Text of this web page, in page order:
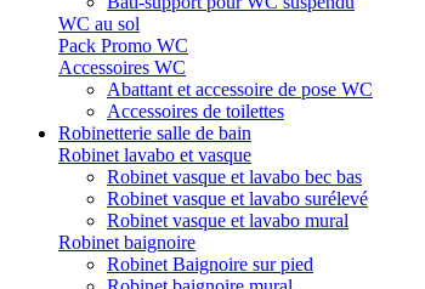
WC au sol
Pack Promo WC
Accessoires WC
Abattant et accessoire de pose WC
Accessoires de toilettes
Robinetterie salle de bain
Robinet lavabo et vasque
Robinet vasque et lavabo bec bas
Robinet vasque et lavabo surélevé
Robinet vasque et lavabo mural
Robinet baignoire
Robinet Baignoire sur pied